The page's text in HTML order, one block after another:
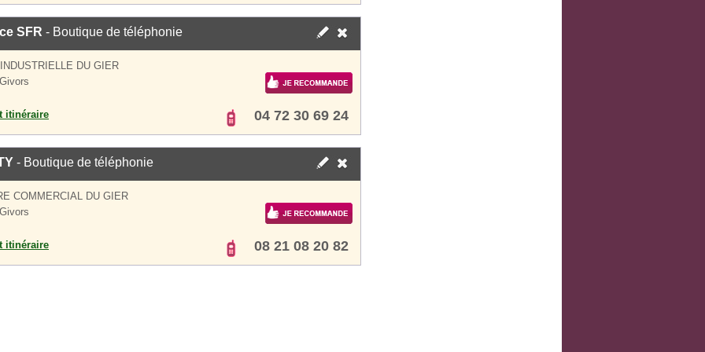
SFR - Boutique de téléphonie
DU GIER
itinéraire 04 72 30 69 24
- Boutique de téléphonie
COMMERCIAL DU GIER
itinéraire 08 21 08 20 82